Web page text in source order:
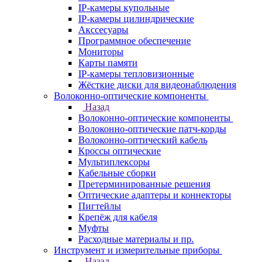
IP-камеры купольные
IP-камеры цилиндрические
Акссесуары
Программное обеспечение
Мониторы
Карты памяти
IP-камеры тепловизионные
Жёсткие диски для видеонаблюдения
Волоконно-оптические компоненты
Назад
Волоконно-оптические компоненты
Волоконно-оптические патч-корды
Волоконно-оптический кабель
Кроссы оптические
Мультиплексоры
Кабельные сборки
Претерминированные решения
Оптические адаптеры и коннекторы
Пигтейлы
Крепёж для кабеля
Муфты
Расходные материалы и пр.
Инструмент и измерительные приборы